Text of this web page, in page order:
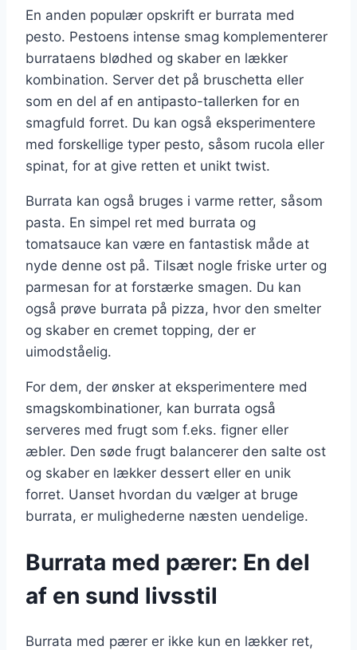
En anden populær opskrift er burrata med
pesto. Pestoens intense smag komplementerer
burrataens blødhed og skaber en lækker
kombination. Server det på bruschetta eller
som en del af en antipasto-tallerken for en
smagfuld forret. Du kan også eksperimentere
med forskellige typer pesto, såsom rucola eller
spinat, for at give retten et unikt twist.
Burrata kan også bruges i varme retter, såsom
pasta. En simpel ret med burrata og
tomatsauce kan være en fantastisk måde at
nyde denne ost på. Tilsæt nogle friske urter og
parmesan for at forstærke smagen. Du kan
også prøve burrata på pizza, hvor den smelter
og skaber en cremet topping, der er
uimodståelig.
For dem, der ønsker at eksperimentere med
smagskombinationer, kan burrata også
serveres med frugt som f.eks. figner eller
æbler. Den søde frugt balancerer den salte ost
og skaber en lækker dessert eller en unik
forret. Uanset hvordan du vælger at bruge
burrata, er mulighederne næsten uendelige.
Burrata med pærer: En del
af en sund livsstil
Burrata med pærer er ikke kun en lækker ret,